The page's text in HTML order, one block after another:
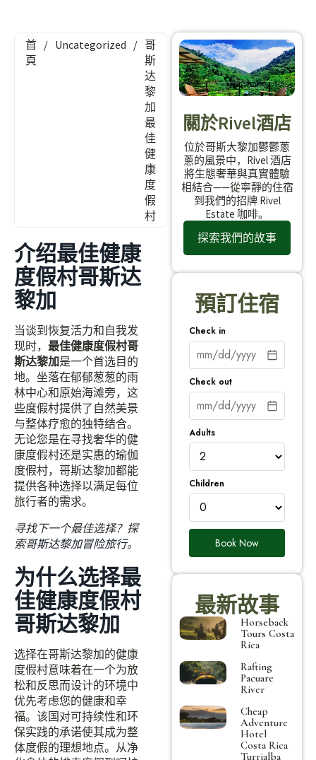
首
頁
/ Uncategorized / 哥
斯
达
黎
加
最
佳
健
康
度
假
村
介绍最佳健康
度假村哥斯达
黎加
当谈到恢复活力和自我发
现时， 最佳健康度假村哥
斯达黎加是一个首选目的
地。坐落在郁郁葱葱的雨
林中心和原始海滩旁，这
些度假村提供了自然美景
与整体疗愈的独特结合。
无论您是在寻找奢华的健
康度假村还是实惠的瑜伽
度假村，哥斯达黎加都能
提供各种选择以满足每位
旅行者的需求。
寻找下一个最佳选择？探
索哥斯达黎加冒险旅行。
为什么选择最
佳健康度假村
哥斯达黎加
选择在哥斯达黎加的健康
度假村意味着在一个为放
松和反思而设计的环境中
优先考虑您的健康和幸
福。该国对可持续性和环
保实践的承诺使其成为整
体度假的理想地点。从净
關於Rivel酒店
位於哥斯大黎加鬱鬱蔥
蔥的風景中，Rivel 酒店
將生態奢華與真實體驗
相結合——從寧靜的住宿
到我們的招牌 Rivel
Estate 咖啡。
探索我們的故事
預訂住宿
Check in
Check out
Adults
Children
Book Now
最新故事
Horseback
Tours Costa
Rica
Rafting
Pacuare
River
Cheap
Adventure
Hotel
Costa Rica
Turrialba